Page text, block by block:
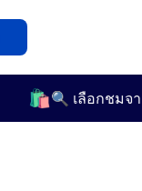
🔍 เลือกชมจากกว่